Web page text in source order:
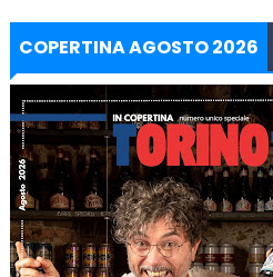
COPERTINA AGOSTO 2026